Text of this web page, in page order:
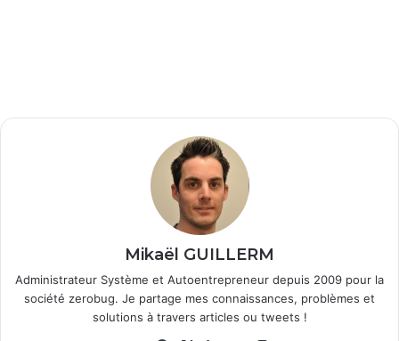
Mikaël GUILLERM
Administrateur Système et Autoentrepreneur depuis 2009 pour la
société zerobug. Je partage mes connaissances, problèmes et
solutions à travers articles ou tweets !